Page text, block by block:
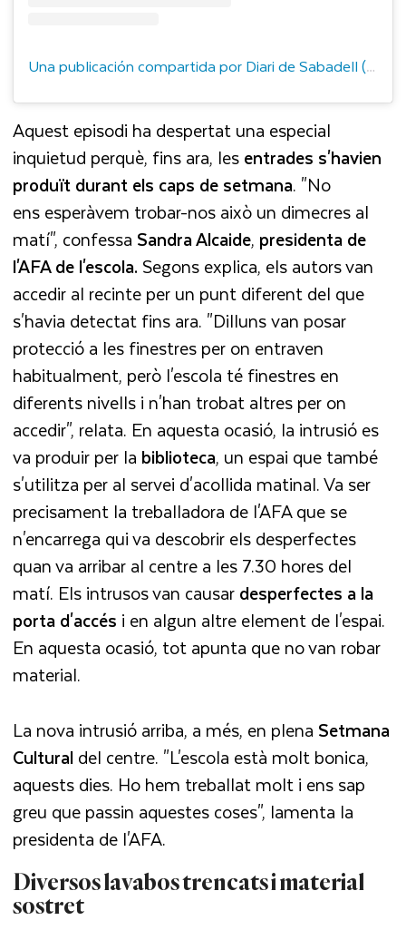
Una publicación compartida por Diari de Sabadell (@diaridesabadell)
Aquest episodi ha despertat una especial
inquietud perquè, fins ara, lesentrades s'havien
produït durant els caps de setmana. "No
ens esperàvem trobar-nos això un dimecres al
matí", confessa Sandra Alcaide, presidenta de
l'AFA de l'escola. Segons explica, els autors van
accedir al recinte per un punt diferent del que
s'havia detectat fins ara. "Dilluns van posar
protecció a les finestres per on entraven
habitualment, però l'escola té finestres en
diferents nivells i n'han trobat altres per on
accedir", relata. En aquesta ocasió, la intrusió es
va produir per la biblioteca, un espai que també
s'utilitza per al servei d'acollida matinal. Va ser
precisament la treballadora de l'AFA que se
n'encarrega qui va descobrir els desperfectes
quan va arribar al centre a les 7.30 hores del
matí. Els intrusos van causardesperfectes a la
porta d'accés i en algun altre element de l'espai.
En aquesta ocasió, tot apunta que no van robar
material.
La nova intrusió arriba, a més, en plena Setmana
Culturaldel centre. "L'escola està molt bonica,
aquests dies. Ho hem treballat molt i ens sap
greu que passin aquestes coses", lamenta la
presidenta de l'AFA.
Diversos lavabos trencats i material
sostret